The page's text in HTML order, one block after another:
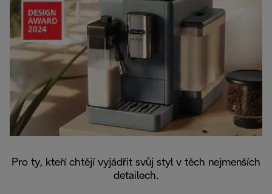
Pro ty, kteří chtějí vyjádřit svůj styl v těch nejmenších
detailech.